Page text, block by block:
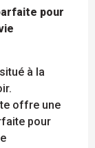
pour
à la
offre une
pour